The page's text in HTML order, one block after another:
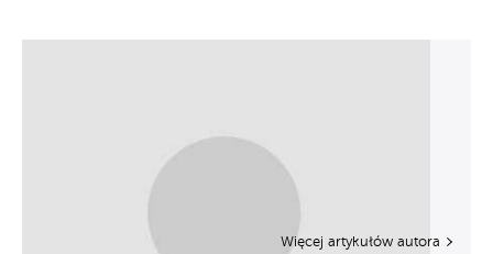
Więcej artykułów autora